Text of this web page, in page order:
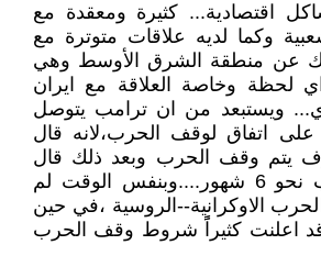
اقتصادية... كثيرة ومعقدة مع
وكما لديه علاقات متوترة مع
عن منطقة الشرق الأوسط وهي
اي لحظة وخاصة العلاقة مع ايران
ويستبعد من ان ترامب يتوصل
على اتفاق لوقف الحرب،لانه قال
سوف يتم وقف الحرب وبعد ذلك قال
يتطلب وقف الحرب نحو 6 شهور....وبنفس الوقت لم
الاوكرانية--الروسية ،في حين
قد اعلنت كثيراًً شروط وقف الحرب